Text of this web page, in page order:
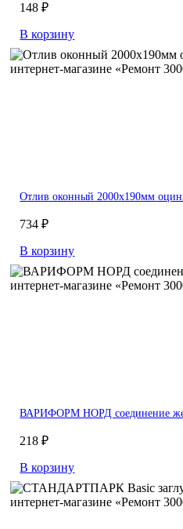
148 ₽
В корзину
Отлив оконный 2000х190мм
734 ₽
В корзину
ВАРИФОРМ НОРД соединение
218 ₽
В корзину